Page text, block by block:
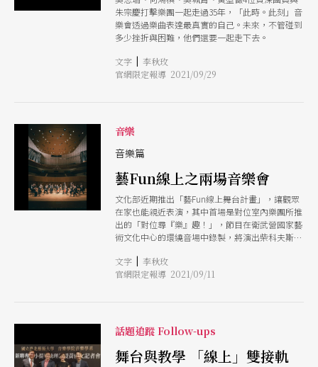
朱宗慶打擊樂團一起走過35年，「此時。此刻」音
樂會透過樂曲表達最真實的自己。未來，不管碰到
多少挫折與困難，他們還要一起走下去。
文字 | 李秋玫
官網限定報導 2021/09/29
音樂
音樂篇
藝Fun線上之兩場音樂會
文化部近期推出「藝Fun線上舞台計畫」，讓觀眾
在家也能親近表演，其中首場是對位室內樂團所推
出的「對位尋『樂』趣！」，節目在衛武營國家藝
術文化中心的環繞音場中錄製，將演出柴科夫斯基
「靠近．荀貝格」，在直播與線上同步的場次中，
她選擇以作曲家荀貝格不同時期的作品，讓聽眾認
文字 | 李秋玫
官網限定報導 2021/09/11
話題追蹤 Follow-ups
舞台與教學 「線上」雙接軌